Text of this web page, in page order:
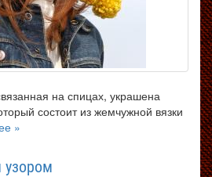
на спицах, украшена
состоит из жемчужной вязки
»